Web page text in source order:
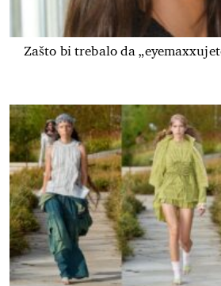
Zašto bi trebalo da